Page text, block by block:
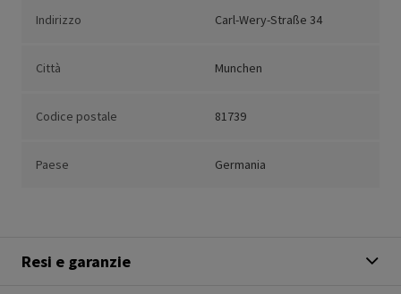
Indirizzo Carl-Wery-Straße 34
Città Munchen
Codice postale 81739
Paese Germania
Resi e garanzie